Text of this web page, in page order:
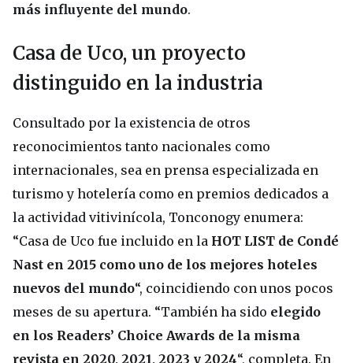
más influyente del mundo.
Casa de Uco, un proyecto
distinguido en la industria
Consultado por la existencia de otros
reconocimientos tanto nacionales como
internacionales, sea en prensa especializada en
turismo y hotelería como en premios dedicados a
la actividad vitivinícola, Tonconogy enumera:
“Casa de Uco fue incluido en la HOT LIST de Condé
Nast en 2015 como uno de los mejores hoteles
nuevos del mundo“, coincidiendo con unos pocos
meses de su apertura. “También ha sido elegido
en los Readers’ Choice Awards de la misma
revista en 2020, 2021, 2023 y 2024“, completa. En